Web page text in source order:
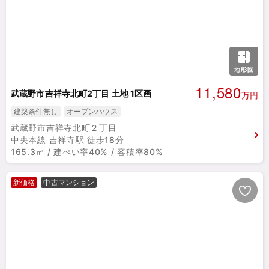
武蔵野市吉祥寺北町2丁目 土地 1区画 11,580万円
建築条件無し オープンハウス
武蔵野市吉祥寺北町２丁目
中央本線 吉祥寺駅 徒歩18分
165.3㎡ / 建ぺい率40% / 容積率80%
新価格 中古マンション